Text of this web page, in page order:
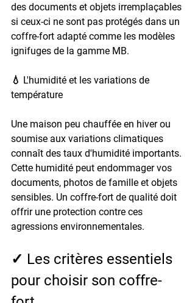
des documents et objets irremplaçables
si ceux-ci ne sont pas protégés dans un
coffre-fort adapté comme les modèles
ignifuges de la gamme MB.
💧 L'humidité et les variations de
température
Une maison peu chauffée en hiver ou
soumise aux variations climatiques
connaît des taux d'humidité importants.
Cette humidité peut endommager vos
documents, photos de famille et objets
sensibles. Un coffre-fort de qualité doit
offrir une protection contre ces
agressions environnementales.
✓ Les critères essentiels
pour choisir son coffre-